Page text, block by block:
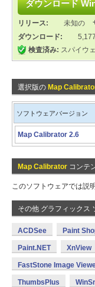
リリース: 未知の
ダウンロード:
5,177
検査済み: スパイウ
選択版の Map
ソフトウェアバージョン
Map Calibrator 2.6
Map Calibrator コンテ
このソフトウェアでは説
その他 グラフィックス
ACDSee Paint
Paint.NET XnView
FastStone Image
ThumbsPlus